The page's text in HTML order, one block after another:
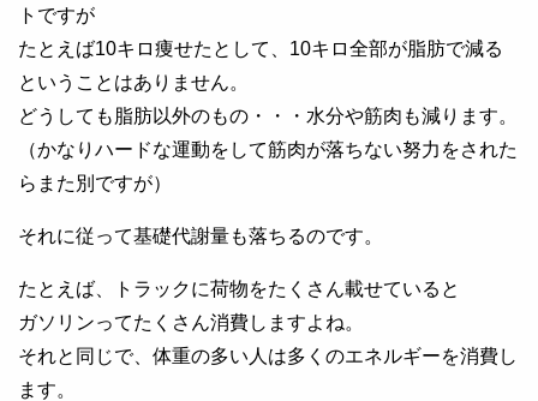
トですが
たとえば10キロ痩せたとして、10キロ全部が脂肪で減る
ということはありません。
どうしても脂肪以外のもの・・・水分や筋肉も減ります。
（かなりハードな運動をして筋肉が落ちない努力をされた
らまた別ですが）
それに従って基礎代謝量も落ちるのです。
たとえば、トラックに荷物をたくさん載せていると
ガソリンってたくさん消費しますよね。
それと同じで、体重の多い人は多くのエネルギーを消費し
ます。